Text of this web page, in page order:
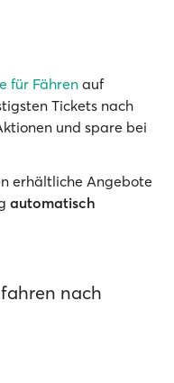
für Fährenauf
Tickets nach
und spare bei
erhältliche Angebote
automatisch
nach